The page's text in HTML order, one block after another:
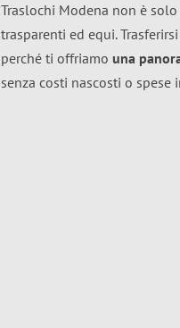
Traslochi Modena non è
trasparenti ed equi. Trasferirsi
perché ti offriamo una
senza costi nascosti o spese